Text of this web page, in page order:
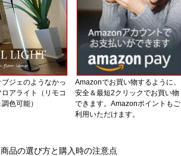
ジェのようなかっ
ロアライト（リモコ
色可能）
Amazonでお買い物するように、
安全＆最短2クリックでお買い物
できます。Amazonポイントもご
利用いただけます。
商品の選び方と購入時の注意点